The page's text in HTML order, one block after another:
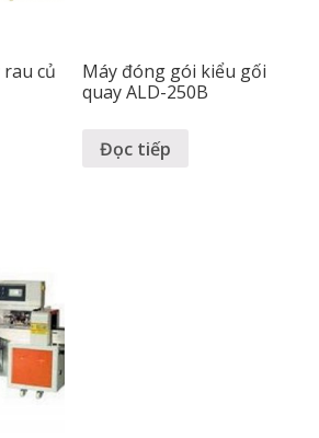
củ
Máy đóng gói kiểu gối
quay ALD-250B
Đọc tiếp